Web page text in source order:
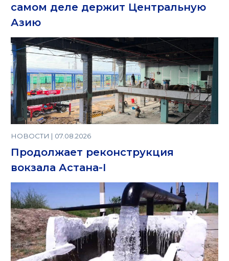
самом деле держит Центральную
Азию
НОВОСТИ | 07.08.2026
Продолжает реконструкция
вокзала Астана-I